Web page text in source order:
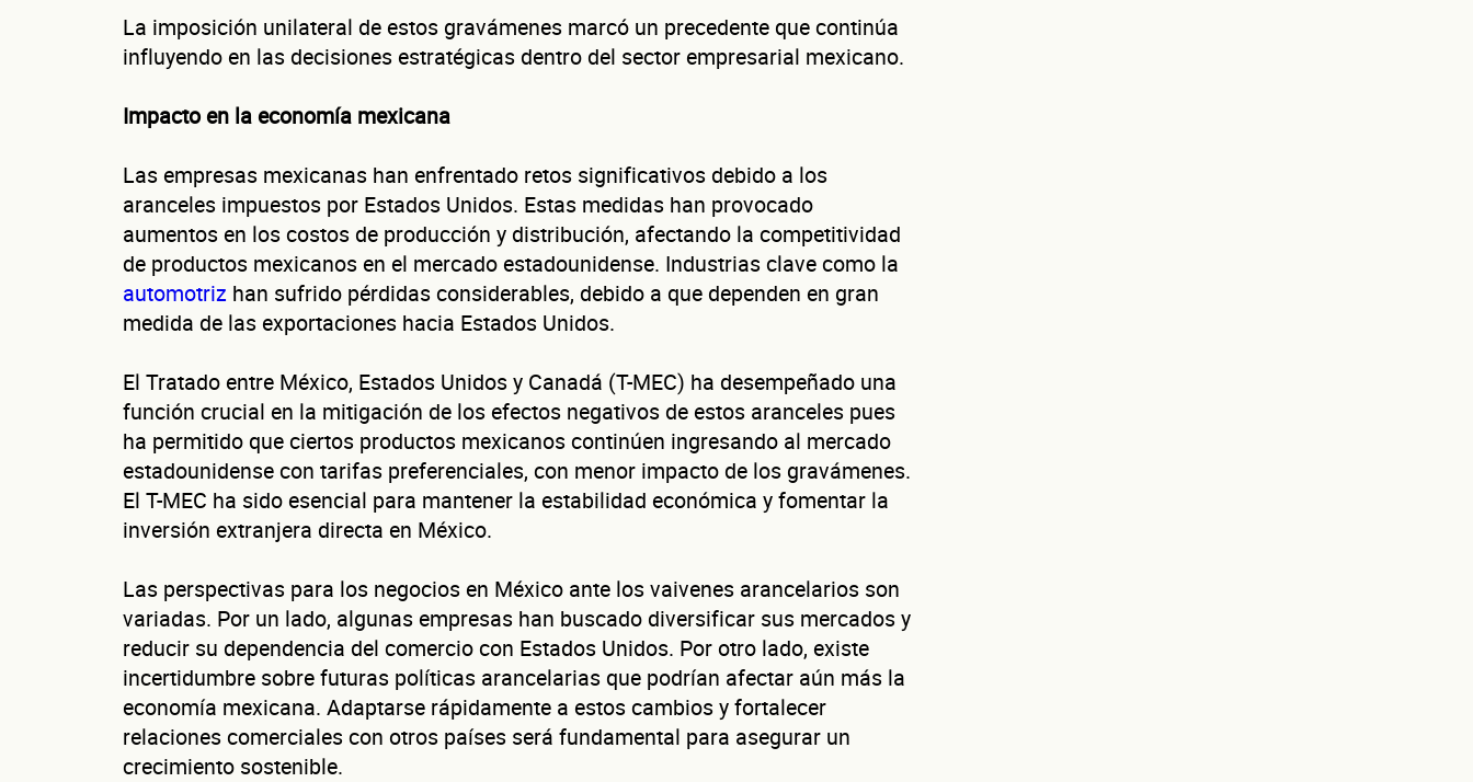
La imposición unilateral de estos gravámenes marcó un precedente que continúa
influyendo en las decisiones estratégicas dentro del sector empresarial mexicano.
Impacto en la economía mexicana
Las empresas mexicanas han enfrentado retos significativos debido a los
aranceles impuestos por Estados Unidos. Estas medidas han provocado
aumentos en los costos de producción y distribución, afectando la competitividad
de productos mexicanos en el mercado estadounidense. Industrias clave como la
automotriz han sufrido pérdidas considerables, debido a que dependen en gran
medida de las exportaciones hacia Estados Unidos.
El Tratado entre México, Estados Unidos y Canadá (T-MEC) ha desempeñado una
función crucial en la mitigación de los efectos negativos de estos aranceles pues
ha permitido que ciertos productos mexicanos continúen ingresando al mercado
estadounidense con tarifas preferenciales, con menor impacto de los gravámenes.
El T-MEC ha sido esencial para mantener la estabilidad económica y fomentar la
inversión extranjera directa en México.
Las perspectivas para los negocios en México ante los vaivenes arancelarios son
variadas. Por un lado, algunas empresas han buscado diversificar sus mercados y
reducir su dependencia del comercio con Estados Unidos. Por otro lado, existe
incertidumbre sobre futuras políticas arancelarias que podrían afectar aún más la
economía mexicana. Adaptarse rápidamente a estos cambios y fortalecer
relaciones comerciales con otros países será fundamental para asegurar un
crecimiento sostenible.
¿Cómo te
contactamos?
Nombre(s) Primer apellido Segundo apellido
Teléfono Correo electrónico
Datos de tu
empresa
Sitio electrónico Razón social
RFC de la empresa
Lo usamos solo para validar tu identidad fiscal — nunca lo compartimos con terceros.